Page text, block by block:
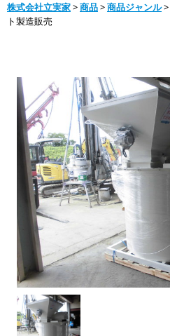
株式会社立実家>商品>商品ジャンル>
ト製造販売